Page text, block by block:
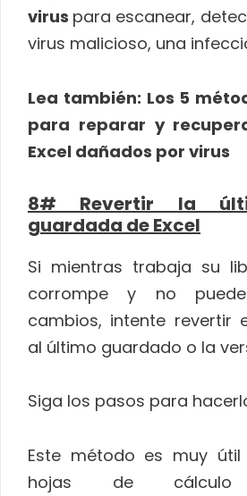
virus para escanear,
virus malicioso, una
Lea también: Los 5
para reparar y
Excel dañados por virus
8# Revertir la
guardada de Excel
Si mientras trabaja su
corrompe y no
cambios, intente revertir
al último guardado o la
Siga los pasos para
Este método es muy
hojas de